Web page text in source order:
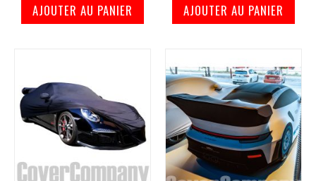
AJOUTER AU PANIER AJOUTER AU PANIER